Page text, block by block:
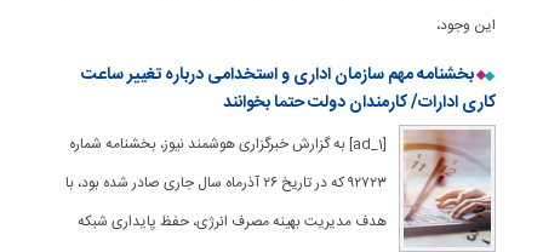
این وجود،
بخشنامه مهم سازمان اداری و استخدامی درباره تغییر ساعت
کاری ادارات/ کارمندان دولت حتما بخوانند
[ad_1] به گزارش خبرگزاری هوشمند نیوز، بخشنامه‌ شماره
۹۲۷۲۳ که در تاریخ ۲۶ آذرماه سال جاری صادر شده بود، با
هدف مدیریت بهینه مصرف انرژی، حفظ پایداری شبکه